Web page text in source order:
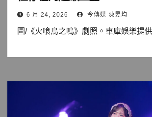
6 月 24, 2026 今傳媒 陳昱均
圖/《火喰鳥之鳴》劇照。車庫娛樂提